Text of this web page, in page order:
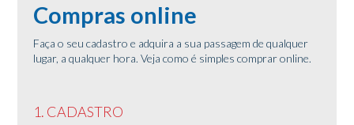
Compras online
Faça o seu cadastro e adquira a sua passagem de qualquer
lugar, a qualquer hora. Veja como é simples comprar online.
1. CADASTRO